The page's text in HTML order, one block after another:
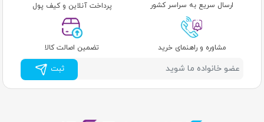
ارسال سریع به سراسر کشور پرداخت آنلاین و کیف پول
مشاوره و راهنمای خرید تضمین اصالت کالا
ثبت